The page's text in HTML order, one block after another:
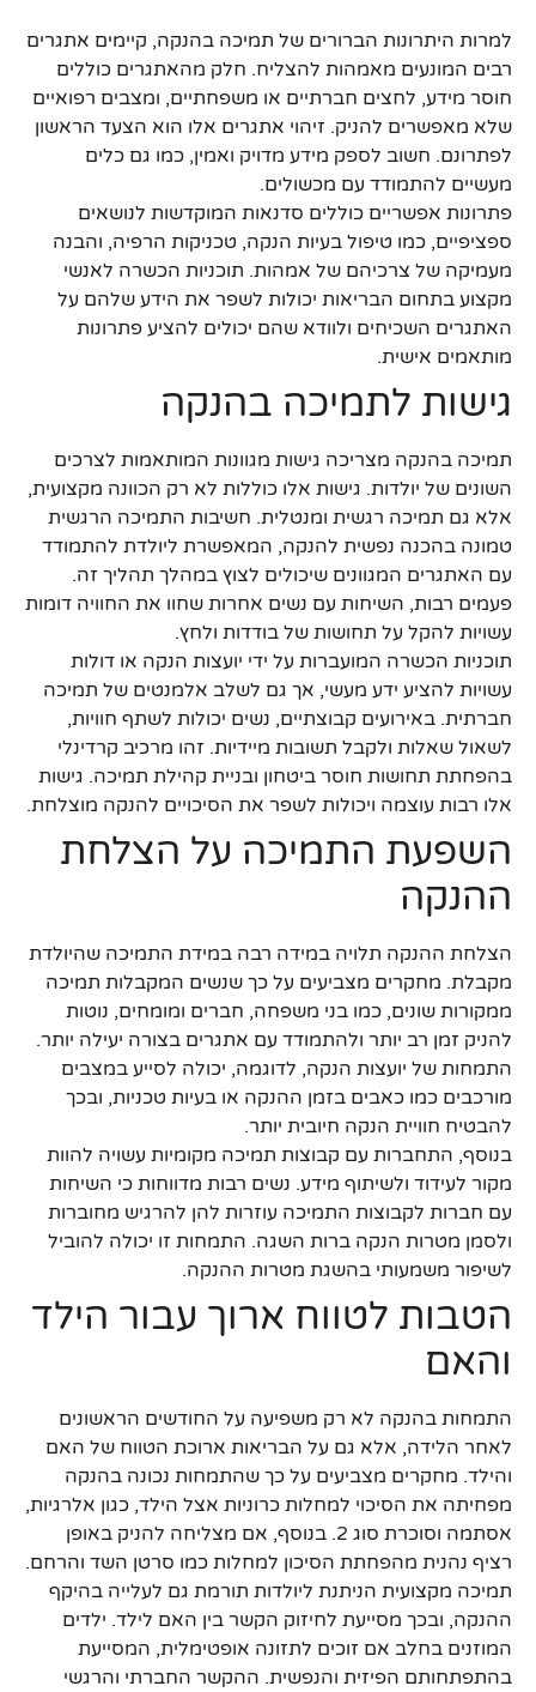
למרות היתרונות הברורים של תמיכה בהנקה, קיימים אתגרים
רבים המונעים מאמהות להצליח. חלק מהאתגרים כוללים
חוסר מידע, לחצים חברתיים או משפחתיים, ומצבים רפואיים
שלא מאפשרים להניק. זיהוי אתגרים אלו הוא הצעד הראשון
לפתרונם. חשוב לספק מידע מדויק ואמין, כמו גם כלים
מעשיים להתמודד עם מכשולים.
פתרונות אפשריים כוללים סדנאות המוקדשות לנושאים
ספציפיים, כמו טיפול בעיות הנקה, טכניקות הרפיה, והבנה
מעמיקה של צרכיהם של אמהות. תוכניות הכשרה לאנשי
מקצוע בתחום הבריאות יכולות לשפר את הידע שלהם על
האתגרים השכיחים ולוודא שהם יכולים להציע פתרונות
מותאמים אישית.
גישות לתמיכה בהנקה
תמיכה בהנקה מצריכה גישות מגוונות המותאמות לצרכים
השונים של יולדות. גישות אלו כוללות לא רק הכוונה מקצועית,
אלא גם תמיכה רגשית ומנטלית. חשיבות התמיכה הרגשית
טמונה בהכנה נפשית להנקה, המאפשרת ליולדת להתמודד
עם האתגרים המגוונים שיכולים לצוץ במהלך תהליך זה.
פעמים רבות, השיחות עם נשים אחרות שחוו את החוויה דומות
עשויות להקל על תחושות של בודדות ולחץ.
תוכניות הכשרה המועברות על ידי יועצות הנקה או דולות
עשויות להציע ידע מעשי, אך גם לשלב אלמנטים של תמיכה
חברתית. באירועים קבוצתיים, נשים יכולות לשתף חוויות,
לשאול שאלות ולקבל תשובות מיידיות. זהו מרכיב קרדינלי
בהפחתת תחושות חוסר ביטחון ובניית קהילת תמיכה. גישות
אלו רבות עוצמה ויכולות לשפר את הסיכויים להנקה מוצלחת.
השפעת התמיכה על הצלחת
ההנקה
הצלחת ההנקה תלויה במידה רבה במידת התמיכה שהיולדת
מקבלת. מחקרים מצביעים על כך שנשים המקבלות תמיכה
ממקורות שונים, כמו בני משפחה, חברים ומומחים, נוטות
להניק זמן רב יותר ולהתמודד עם אתגרים בצורה יעילה יותר.
התמחות של יועצות הנקה, לדוגמה, יכולה לסייע במצבים
מורכבים כמו כאבים בזמן ההנקה או בעיות טכניות, ובכך
להבטיח חוויית הנקה חיובית יותר.
בנוסף, התחברות עם קבוצות תמיכה מקומיות עשויה להוות
מקור לעידוד ולשיתוף מידע. נשים רבות מדווחות כי השיחות
עם חברות לקבוצות התמיכה עוזרות להן להרגיש מחוברות
ולסמן מטרות הנקה ברות השגה. התמחות זו יכולה להוביל
לשיפור משמעותי בהשגת מטרות ההנקה.
הטבות לטווח ארוך עבור הילד
והאם
התמחות בהנקה לא רק משפיעה על החודשים הראשונים
לאחר הלידה, אלא גם על הבריאות ארוכת הטווח של האם
והילד. מחקרים מצביעים על כך שהתמחות נכונה בהנקה
מפחיתה את הסיכוי למחלות כרוניות אצל הילד, כגון אלרגיות,
אסתמה וסוכרת סוג 2. בנוסף, אם מצליחה להניק באופן
רציף נהנית מהפחתת הסיכון למחלות כמו סרטן השד והרחם.
תמיכה מקצועית הניתנת ליולדות תורמת גם לעלייה בהיקף
ההנקה, ובכך מסייעת לחיזוק הקשר בין האם לילד. ילדים
המוזנים בחלב אם זוכים לתזונה אופטימלית, המסייעת
בהתפתחותם הפיזית והנפשית. ההקשר החברתי והרגשי